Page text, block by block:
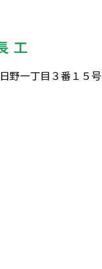
た。
野一丁目３番１５号